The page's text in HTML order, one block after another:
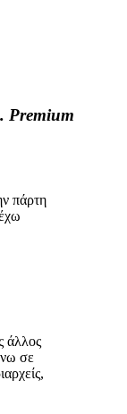
Premium
πάρτη
άλλος
σε